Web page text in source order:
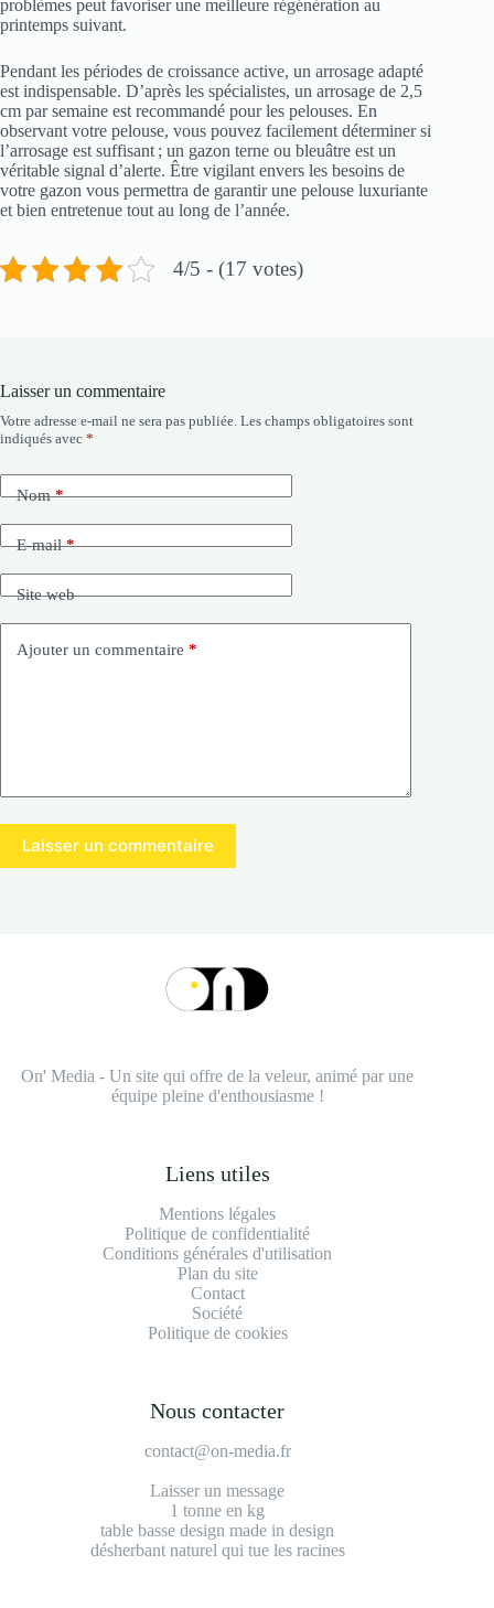
problèmes peut favoriser une meilleure régénération au
printemps suivant.
Pendant les périodes de croissance active, un arrosage adapté
est indispensable. D’après les spécialistes, un arrosage de 2,5
cm par semaine est recommandé pour les pelouses. En
observant votre pelouse, vous pouvez facilement déterminer si
l’arrosage est suffisant ; un gazon terne ou bleuâtre est un
véritable signal d’alerte. Être vigilant envers les besoins de
votre gazon vous permettra de garantir une pelouse luxuriante
et bien entretenue tout au long de l’année.
4/5 - (17 votes)
Laisser un commentaire
Votre adresse e-mail ne sera pas publiée. Les champs obligatoires sont
indiqués avec *
Nom*
E-mail*
Site web
Ajouter un commentaire *
Laisser un commentaire
On' Media - Un site qui offre de la veleur, animé par une
équipe pleine d'enthousiasme !
Liens utiles
Mentions légales
Politique de confidentialité
Conditions générales d'utilisation
Plan du site
Contact
Société
Politique de cookies
Nous contacter
contact@on-media.fr
Laisser un message
1 tonne en kg
table basse design made in design
désherbant naturel qui tue les racines